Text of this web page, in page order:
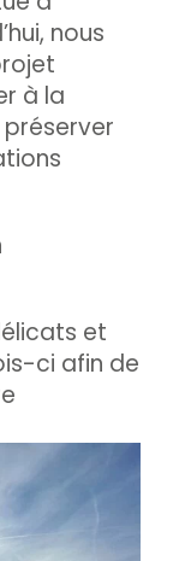
nous
à la
et
ci afin de